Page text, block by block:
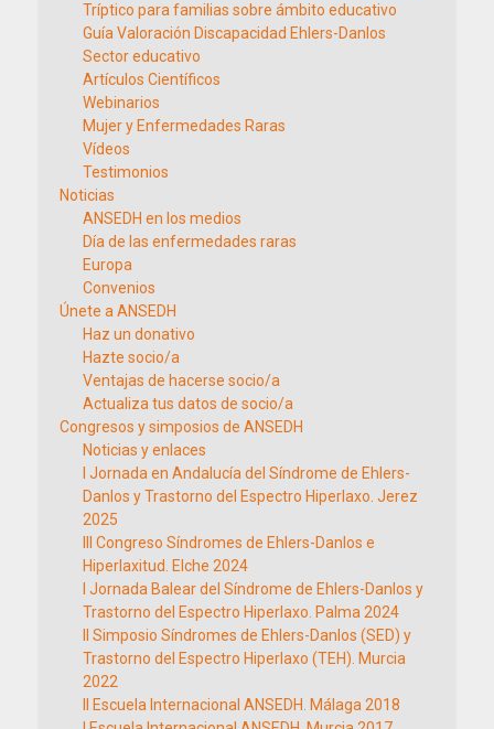
Tríptico para familias sobre ámbito educativo
Guía Valoración Discapacidad Ehlers-Danlos
Sector educativo
Artículos Científicos
Webinarios
Mujer y Enfermedades Raras
Vídeos
Testimonios
Noticias
ANSEDH en los medios
Día de las enfermedades raras
Europa
Convenios
Únete a ANSEDH
Haz un donativo
Hazte socio/a
Ventajas de hacerse socio/a
Actualiza tus datos de socio/a
Congresos y simposios de ANSEDH
Noticias y enlaces
I Jornada en Andalucía del Síndrome de Ehlers-
Danlos y Trastorno del Espectro Hiperlaxo. Jerez
2025
III Congreso Síndromes de Ehlers-Danlos e
Hiperlaxitud. Elche 2024
I Jornada Balear del Síndrome de Ehlers-Danlos y
Trastorno del Espectro Hiperlaxo. Palma 2024
II Simposio Síndromes de Ehlers-Danlos (SED) y
Trastorno del Espectro Hiperlaxo (TEH). Murcia
2022
II Escuela Internacional ANSEDH. Málaga 2018